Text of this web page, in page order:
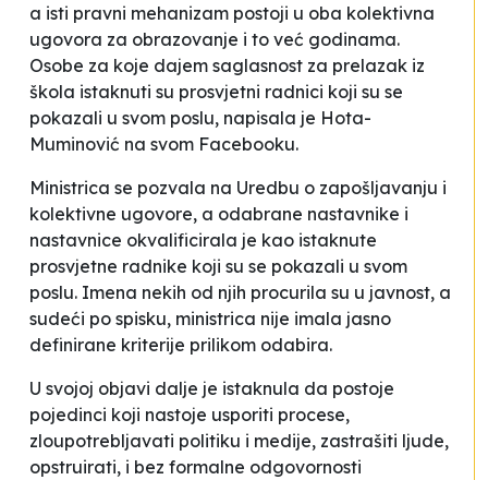
a isti pravni mehanizam postoji u oba kolektivna
ugovora za obrazovanje i to već godinama.
Osobe za koje dajem saglasnost za prelazak iz
škola istaknuti su prosvjetni radnici koji su se
pokazali u svom poslu, napisala je Hota-
Muminović na svom Facebooku.
Ministrica se pozvala na Uredbu o zapošljavanju i
kolektivne ugovore, a odabrane nastavnike i
nastavnice okvalificirala je kao istaknute
prosvjetne radnike koji su se pokazali u svom
poslu. Imena nekih od njih procurila su u javnost, a
sudeći po spisku, ministrica nije imala jasno
definirane kriterije prilikom odabira.
U svojoj objavi dalje je istaknula da postoje
pojedinci koji nastoje usporiti procese,
zloupotrebljavati politiku i medije, zastrašiti ljude,
opstruirati, i bez formalne odgovornosti